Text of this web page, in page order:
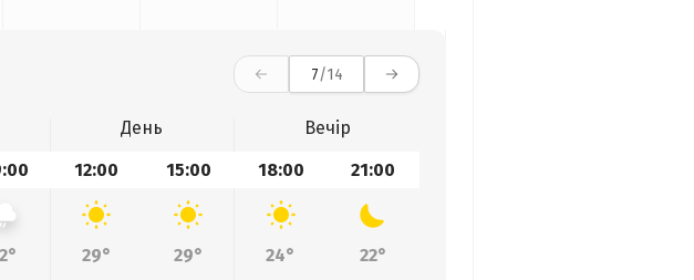
7/14
День
Вечір
12:00 15:00 18:00 21:00
29° 29° 24°
22°